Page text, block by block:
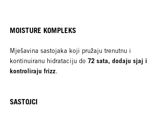
MOISTURE KOMPLEKS
Mješavina sastojaka koji pružaju trenutnu i
kontinuiranu hidrataciju do 72 sata, dodaju sjaj i
kontroliraju frizz.
SASTOJCI